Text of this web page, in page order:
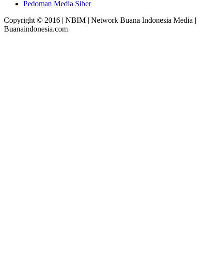
Pedoman Media Siber
Copyright © 2016 | NBIM | Network Buana Indonesia Media |
Buanaindonesia.com